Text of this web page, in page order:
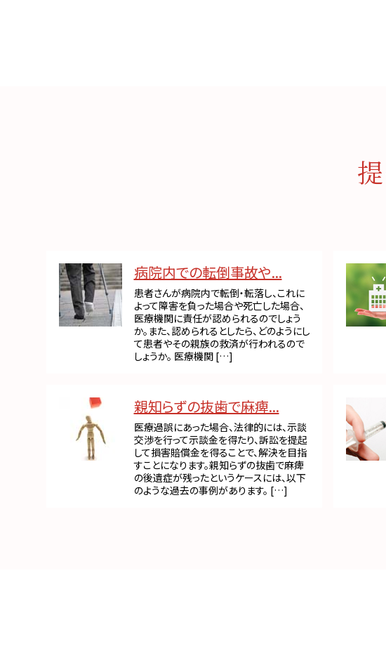
病院内での転倒事故や...
患者さんが病院内で転倒・転落し、これに
よって障害を負った場合や死亡した場合、
医療機関に責任が認められるのでしょう
か。また、認められるとしたら、どのようにし
て患者やその親族の救済が行われるので
しょうか。 医療機関 […]
親知らずの抜歯で麻痺...
医療過誤にあった場合、法律的には、示談
交渉を行って示談金を得たり、訴訟を提起
して損害賠償金を得ることで、解決を目指
すことになります。親知らずの抜歯で麻痺
の後遺症が残ったというケースには、以下
のような過去の事例があります。 […]